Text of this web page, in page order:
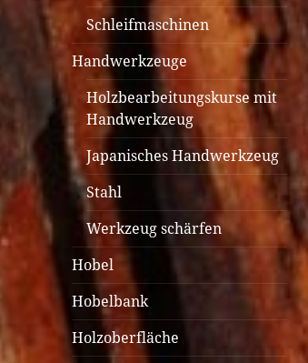
Schleifmaschinen
Handwerkzeuge
Holzbearbeitungskurse mit
Handwerkzeug
Japanisches Handwerkzeug
Stahl
Werkzeug schärfen
Hobel
Hobelbank
Holzoberfläche